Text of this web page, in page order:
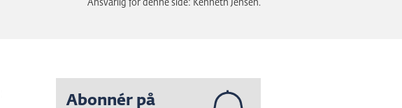
Ansvarlig for denne side: Kenneth Jensen.
Abonnér på